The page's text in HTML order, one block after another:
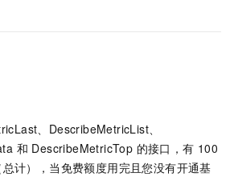
、DescribeMetricList、
和 DescribeMetricTop 的接口，有 100
计），当免费额度用完且您没有开通基